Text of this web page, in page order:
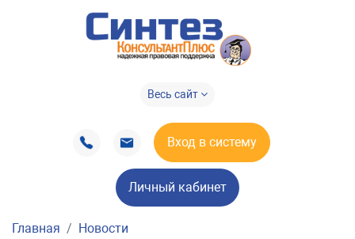
Весь сайт
Вход в систему
Личный кабинет
Главная
Новости